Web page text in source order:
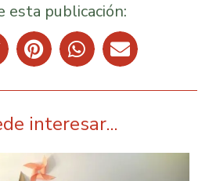
esta publicación:
interesar...